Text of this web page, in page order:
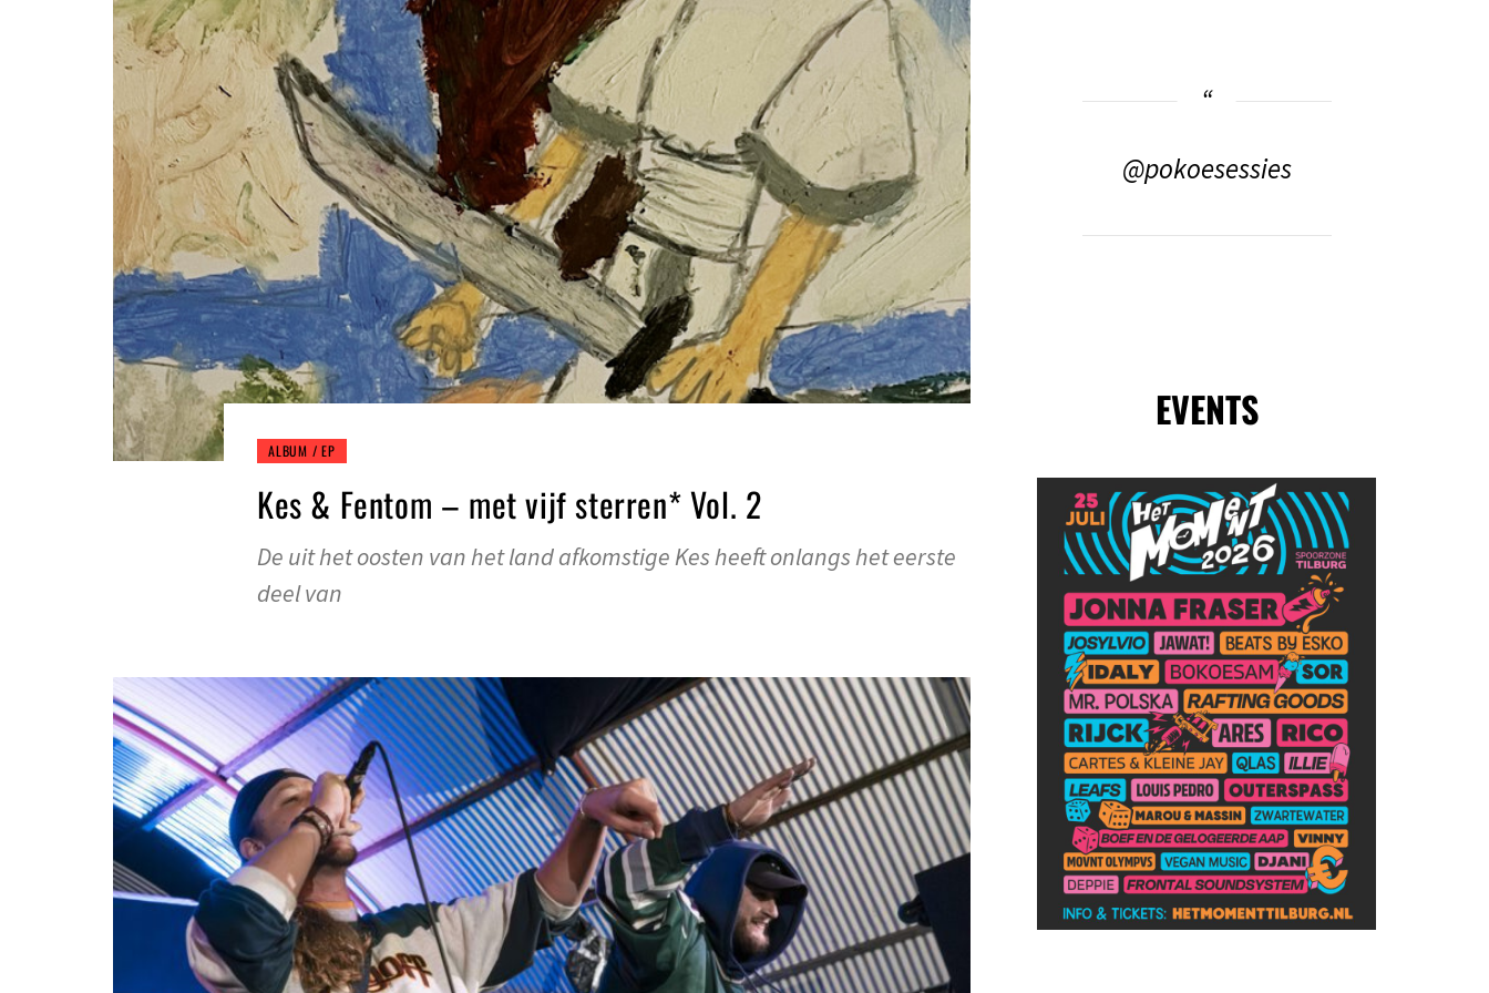
ALBUM / EP
Kes & Fentom – met vijf sterren* Vol. 2
De uit het oosten van het land afkomstige Kes heeft onlangs het eerste
deel van
@pokoesessies
EVENTS